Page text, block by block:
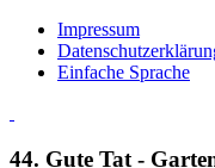
Impressum
Einfache Sprache
44. Gute Tat -